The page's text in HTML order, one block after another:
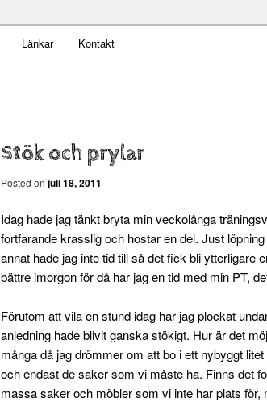
Länkar Kontakt
Stök och prylar
Posted on juli 18, 2011
Idag hade jag tänkt bryta min veckolånga
fortfarande krasslig och hostar en del. Just
annat hade jag inte tid till så det fick bli ytterligare
bättre imorgon för då har jag en tid med min PT,
Förutom att vila en stund idag har jag plockat
anledning hade blivit ganska stökigt. Hur är det
många då jag drömmer om att bo i ett nybyggt
och endast de saker som vi måste ha. Finns det
massa saker och möbler som vi inte har plats för,